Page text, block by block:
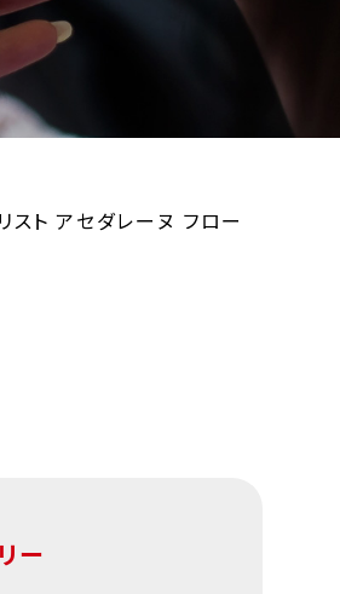
スト アセダレーヌ フロー
ー